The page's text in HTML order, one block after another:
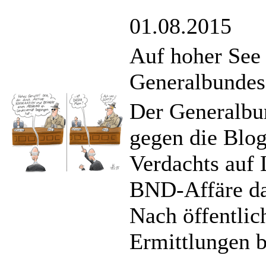
01.08.2015
Auf hoher
Der
gegen die
Verdachts auf
BND-Affäre
Nach
Ermittlungen